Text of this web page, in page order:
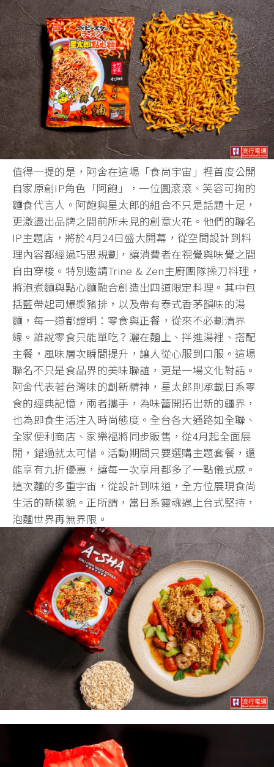
值得一提的是，阿舍在這場「食尚宇宙」裡首度公開
自家原創IP角色「阿飽」，一位圓滾滾、笑容可掬的
麵食代言人。阿飽與星太郎的組合不只是話題十足，
更激盪出品牌之間前所未見的創意火花。他們的聯名
IP主題店，將於4月24日盛大開幕，從空間設計到料
理內容都經過巧思規劃，讓消費者在視覺與味覺之間
自由穿梭。特別邀請Trine & Zen主廚團隊操刀料理，
將泡煮麵與點心麵融合創造出四道限定料理。其中包
括藍帶起司爆漿豬排，以及帶有泰式香茅韻味的湯
麵，每一道都證明：零食與正餐，從來不必劃清界
線。誰說零食只能單吃？灑在麵上、拌進湯裡、搭配
主餐，風味層次瞬間提升，讓人從心服到口服。這場
聯名不只是食品界的美味聯誼，更是一場文化對話。
阿舍代表著台灣味的創新精神，星太郎則承載日系零
食的經典記憶，兩者攜手，為味蕾開拓出新的疆界，
也為即食生活注入時尚態度。全台各大通路如全聯、
全家便利商店、家樂福將同步販售，從4月起全面展
開，錯過就太可惜。活動期間只要選購主題套餐，還
能享有九折優惠，讓每一次享用都多了一點儀式感。
這次麵的多重宇宙，從設計到味道，全方位展現食尚
生活的新樣貌。正所謂，當日系靈魂遇上台式堅持，
泡麵世界再無界限。